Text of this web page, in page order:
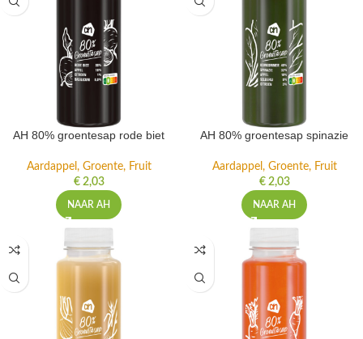
Aardappel, Groente, Fruit
€ 2,03
NAAR AH
Aardappel, Groente, Fruit
€ 2,03
NAAR AH